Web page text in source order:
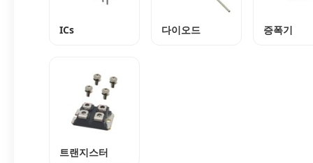
ICs 다이오드 증폭기
트랜지스터